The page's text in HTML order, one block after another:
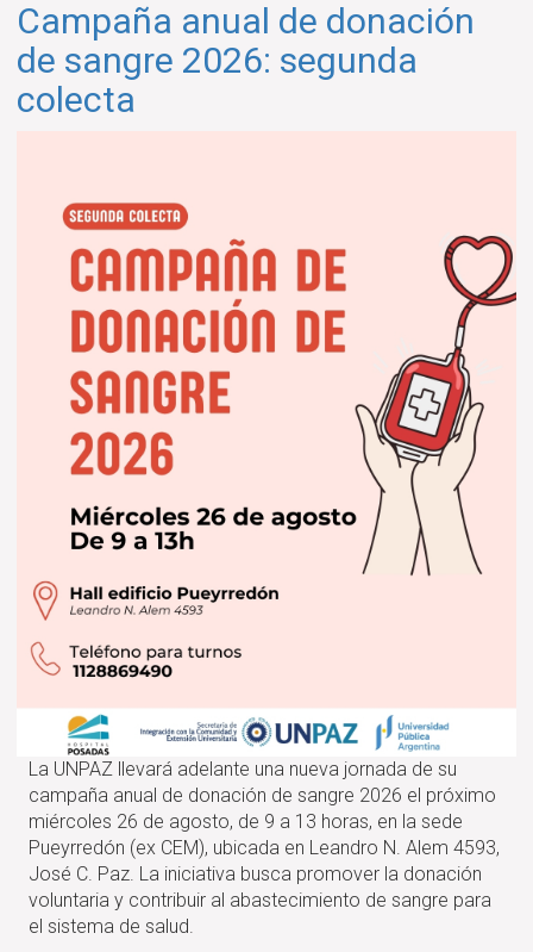
Campaña anual de donación
de sangre 2026: segunda
colecta
La UNPAZ llevará adelante una nueva jornada de su
campaña anual de donación de sangre 2026 el próximo
miércoles 26 de agosto, de 9 a 13 horas, en la sede
Pueyrredón (ex CEM), ubicada en Leandro N. Alem 4593,
José C. Paz. La iniciativa busca promover la donación
voluntaria y contribuir al abastecimiento de sangre para
el sistema de salud.